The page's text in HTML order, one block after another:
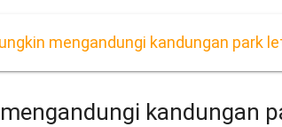
mengandungi kandungan park
kandungan